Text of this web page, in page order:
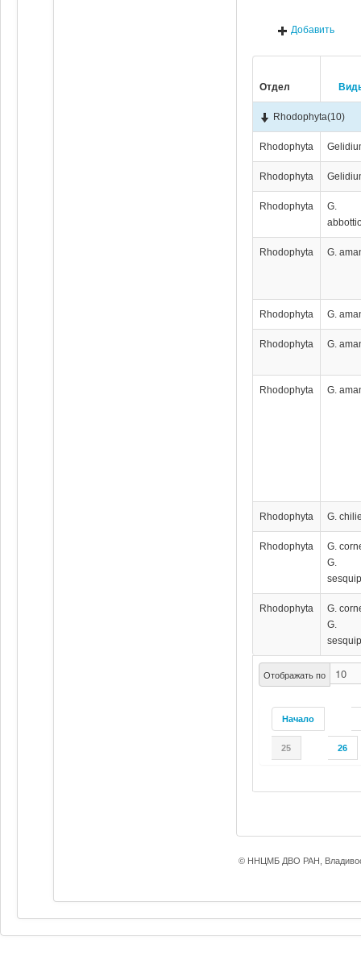
Добавить
Отдел
Отображать по
Начало
25 26
Rhodophyta(10)
Rhodophyta
Rhodophyta
Rhodophyta
G.
Rhodophyta G.
Rhodophyta G.
Rhodophyta G.
Rhodophyta G.
Rhodophyta G.
Rhodophyta
G.
G.
Rhodophyta
G.
G.
© ННЦМБ ДВО РАН,